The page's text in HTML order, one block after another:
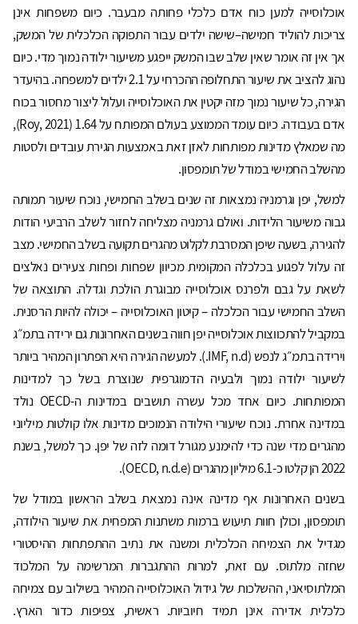
אוכלוסייה למען כוח אדם כלכלי פחותה מבעבר. כיום משפחות אינן
צריכות להוליד חמישה–שישה ילדים עבור התפוקה הכלכלית של המשק,
אך אין זה אומר שאין שלב שבו המשק ייפגע משיעור ילודה נמוך מדי. כיום
נהוג להציב את שיעור התחלופה ההכרחי על 2.1 ילדים למשפחה. בהיעדר
הגירה, כל שיעור נמוך מזה יקטין את האוכלוסייה ועלול ליצור מחסור בכוח
אדם בעבודה. כיום עומד הממוצע בעולם המפותח על 1.64 (Roy, 2021),
מה שמאלץ מדינות מפותחות לאזן זאת באמצעות הגירת עובדים ולסטות
מהשלב החמישי במודל של תומפסון.
למשל, יפן וגרמניה נמצאות זה שנים בשלב החמישי, נוכח שיעור תמותה
גבוה משיעור הלידות. ואולם גרמניה מצליחה לחזור לשלב הרביעי הודות
להגירה, בשעה שיפן המסרבת לקלוט מהגרים תקועה בשלב החמישי. מצב
זה עלול לפגוע בכלכלה המקומית מכיוון שפחות ופחות צעירים נאלצים
לשאת על גבם ולפרנס אוכלוסייה מבוגרת הולכת וגדלה. התוצאה של
השלב החמישי עבור הכלכלה – קיטון האוכלוסייה – יכולה להיות הרסנית.
במקביל להתכווצות אוכלוסייה יפן חווה בשנים האחרונות גם ירידה בתמ״ג
וירידה בתמ״ג לנפש (IMF, n.d.). למעשה הגירה היא הפתרון המהיר ביותר
לשיעור ילודה נמוך ולבעיה הדמוגרפית שנוצרת בשל כך למדינות
המפותחות. כיום אחד מכל עשרה תושבים במדינות ה-OECD נולד
במדינה אחרת. נוכח שיעורי הילודה הנמוכים מדינות אלו קולטות מיליוני
מהגרים מדי שנה כדי להימנע מגורל דומה לזה של יפן. כך למשל, בשנת
2022 הן קלטו כ-6.1 מיליון מהגרים (OECD, n.d.e).
בשנים האחרונות אף מדינה אינה נמצאת בשלב הראשון במודל של
תומפסון, וכולן חוות תיעוש ברמות משתנות המפחית את שיעור הילודה,
מגדיל את הצמיחה הכלכלית ומשנה את נתיב ההתפתחות ההיסטורי
שחזה מלתוס. עם זאת, למרות ההתגברות המרשימה על המלכוד
המלתוסיאני, ההשלכות של גידול האוכלוסייה המהיר בשילוב עם צמיחה
כלכלית אדירה אינן תמיד חיוביות. ראשית, צפיפות כדור הארץ.